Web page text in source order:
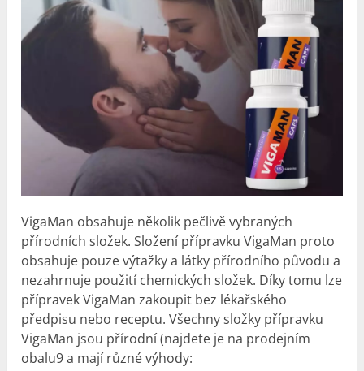
VigaMan obsahuje několik pečlivě vybraných
přírodních složek. Složení přípravku VigaMan proto
obsahuje pouze výtažky a látky přírodního původu a
nezahrnuje použití chemických složek. Díky tomu lze
přípravek VigaMan zakoupit bez lékařského
předpisu nebo receptu. Všechny složky přípravku
VigaMan jsou přírodní (najdete je na prodejním
obalu9 a mají různé výhody: